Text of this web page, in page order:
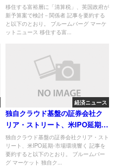
係者
移住する富裕層に「清算税」、英国政府が
新予算案で検討－関係者 記事を要約する
と以下のとおり。 ブルームバーグ マーケ
ットニュース 移住する富...
経済ニュース
独自クラウド基盤の証券会社ク
リア・ストリート、米IPO延期-
市場環境響く
独自クラウド基盤の証券会社クリア・スト
リート、米IPO延期-市場環境響く 記事を
要約すると以下のとおり。 ブルームバー
グ マーケット 独自ク...